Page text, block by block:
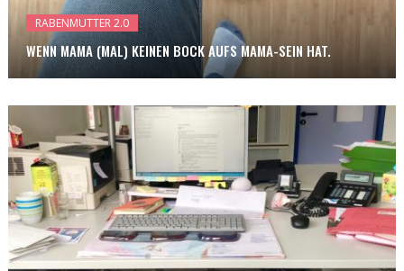
RABENMUTTER 2.0
WENN MAMA (MAL) KEINEN BOCK AUFS MAMA-SEIN HAT.